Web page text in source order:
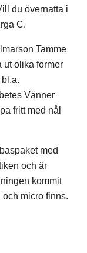
du övernatta i
C.
Tamme
ut olika former
Vänner
fritt med nål
med
och är
kommit
micro finns.